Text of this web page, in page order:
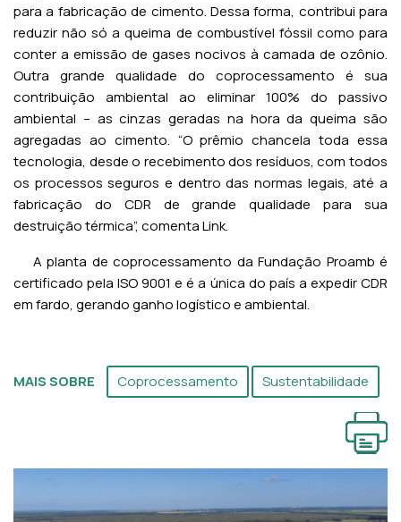
para a fabricação de cimento. Dessa forma, contribui para
reduzir não só a queima de combustível fóssil como para
conter a emissão de gases nocivos à camada de ozônio.
Outra grande qualidade do coprocessamento é sua
contribuição ambiental ao eliminar 100% do passivo
ambiental – as cinzas geradas na hora da queima são
agregadas ao cimento. “O prêmio chancela toda essa
tecnologia, desde o recebimento dos resíduos, com todos
os processos seguros e dentro das normas legais, até a
fabricação do CDR de grande qualidade para sua
destruição térmica”, comenta Link.
A planta de coprocessamento da Fundação Proamb é
certificado pela ISO 9001 e é a única do país a expedir CDR
em fardo, gerando ganho logístico e ambiental.
MAIS SOBRE Coprocessamento Sustentabilidade